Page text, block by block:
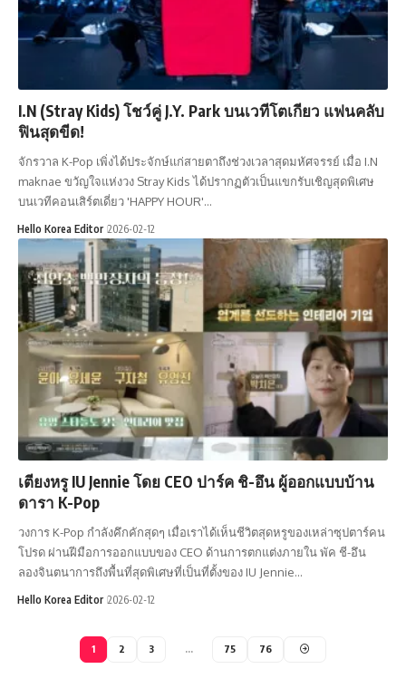
I.N (Stray Kids) โชว์คู่ J.Y. Park บนเวทีโตเกียว แฟนคลับ
ฟินสุดขีด!
จักรวาล K-Pop เพิ่งได้ประจักษ์แก่สายตาถึงช่วงเวลาสุดมหัศจรรย์ เมื่อ I.N
maknae ขวัญใจแห่งวง Stray Kids ได้ปรากฏตัวเป็นแขกรับเชิญสุดพิเศษ
บนเวทีคอนเสิร์ตเดี่ยว 'HAPPY HOUR'…
Hello Korea Editor 2026-02-12
เตียงหรู IU Jennie โดย CEO ปาร์ค ชิ-อึน ผู้ออกแบบบ้าน
ดารา K-Pop
วงการ K-Pop กำลังคึกคักสุดๆ เมื่อเราได้เห็นชีวิตสุดหรูของเหล่าซุปตาร์คน
โปรด ผ่านฝีมือการออกแบบของ CEO ด้านการตกแต่งภายใน พัค ชี-อึน
ลองจินตนาการถึงพื้นที่สุดพิเศษที่เป็นที่ตั้งของ IU Jennie…
Hello Korea Editor 2026-02-12
1 2 3 … 75 76